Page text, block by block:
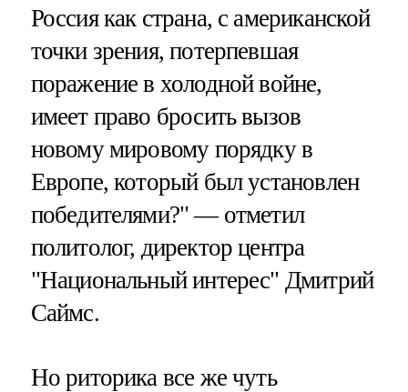
Россия как страна, с американской
точки зрения, потерпевшая
поражение в холодной войне,
имеет право бросить вызов
новому мировому порядку в
Европе, который был установлен
победителями?" — отметил
политолог, директор центра
"Национальный интерес" Дмитрий
Саймс.
Но риторика все же чуть